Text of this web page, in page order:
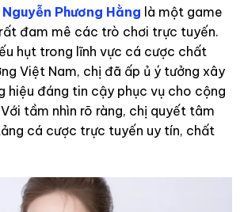
Nguyễn Phương Hằng là một game
đam mê các trò chơi trực tuyến.
hụt trong lĩnh vực cá cược chất
Việt Nam, chị đã ấp ủ ý tưởng xây
hiệu đáng tin cậy phục vụ cho cộng
tầm nhìn rõ ràng, chị quyết tâm
cá cược trực tuyến uy tín, chất